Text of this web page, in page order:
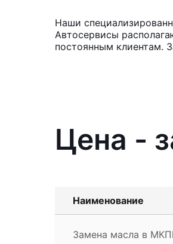
Наши
Автосервисы
постоянным клиентам.
Цена -
Наименование
Замена масла в